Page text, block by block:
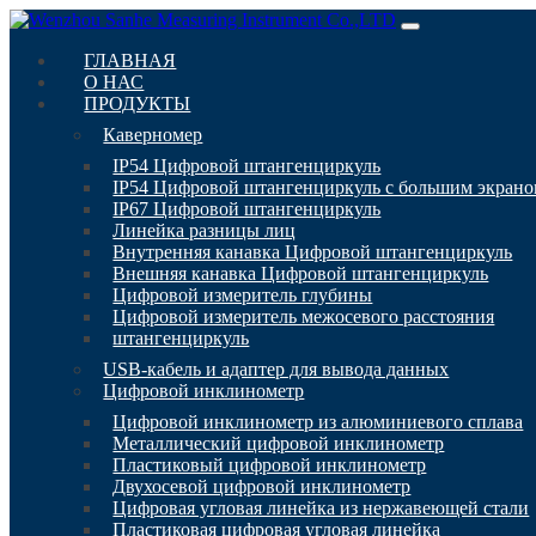
ГЛАВНАЯ
О НАС
ПРОДУКТЫ
Каверномер
IP54 Цифровой штангенциркуль
IP54 Цифровой штангенциркуль с большим
IP67 Цифровой штангенциркуль
Линейка разницы лиц
Внутренняя канавка Цифровой штангенциркуль
Внешняя канавка Цифровой штангенциркуль
Цифровой измеритель глубины
Цифровой измеритель межосевого расстояния
штангенциркуль
USB-кабель и адаптер для вывода данных
Цифровой инклинометр
Цифровой инклинометр из алюминиевого сплава
Металлический цифровой инклинометр
Пластиковый цифровой инклинометр
Двухосевой цифровой инклинометр
Цифровая угловая линейка из нержавеющей стали
Пластиковая цифровая угловая линейка